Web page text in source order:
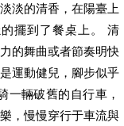
淡的清香，在陽臺上
擺到了餐桌上。 清
的舞曲或者節奏明快
運動健兒，腳步似乎
一輛破舊的自行車，
，慢慢穿行于車流與